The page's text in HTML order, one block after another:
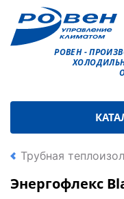
РОВЕН -
Трубная
Энергофлекс